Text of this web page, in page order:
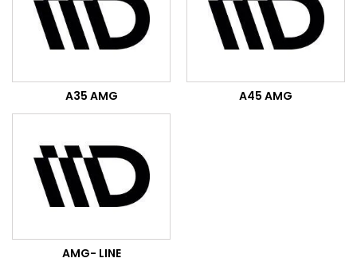
A35 AMG A45 AMG
AMG- LINE